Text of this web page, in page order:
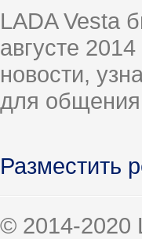
LADA Vesta
августе
новости,
для
Разместить
© 2014-2020